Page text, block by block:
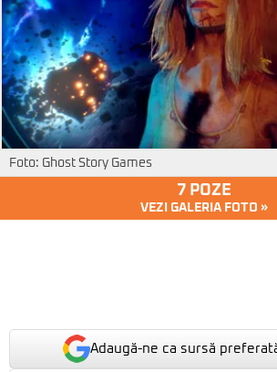
Foto: Ghost Story Games
7 POZE
VEZI GALERIA FOTO »
Adaugă-ne ca sursă